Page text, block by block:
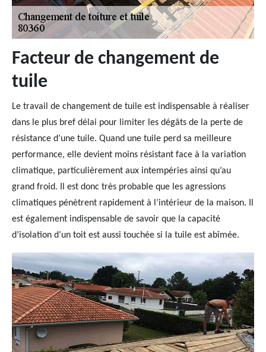
Facteur de changement de
tuile
Le travail de changement de tuile est indispensable à réaliser
dans le plus bref délai pour limiter les dégâts de la perte de
résistance d’une tuile. Quand une tuile perd sa meilleure
performance, elle devient moins résistant face à la variation
climatique, particulièrement aux intempéries ainsi qu’au
grand froid. Il est donc très probable que les agressions
climatiques pénètrent rapidement à l’intérieur de la maison. Il
est également indispensable de savoir que la capacité
d’isolation d’un toit est aussi touchée si la tuile est abîmée.